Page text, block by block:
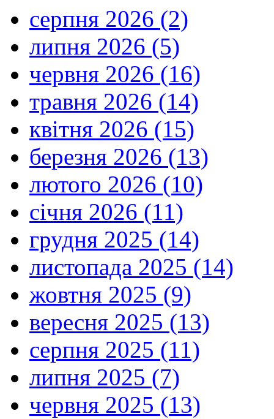
серпня 2026 (2)
липня 2026 (5)
червня 2026 (16)
травня 2026 (14)
квітня 2026 (15)
березня 2026 (13)
лютого 2026 (10)
січня 2026 (11)
грудня 2025 (14)
листопада 2025 (14)
жовтня 2025 (9)
вересня 2025 (13)
серпня 2025 (11)
липня 2025 (7)
червня 2025 (13)